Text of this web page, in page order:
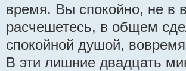
время. Вы спокойно, не в
расчешетесь, в общем
спокойной душой,
В эти лишние двадцать